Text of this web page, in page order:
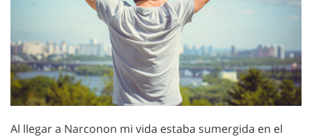
Al llegar a Narconon mi vida estaba sumergida en el